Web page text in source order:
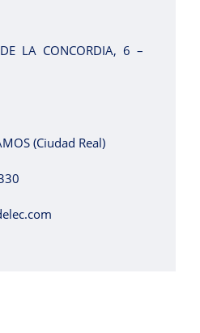
LA CONCORDIA, 6 –
(Ciudad Real)